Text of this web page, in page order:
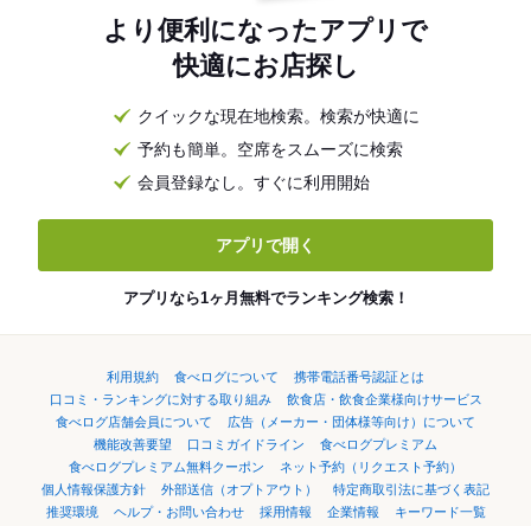
より便利になったアプリで
快適にお店探し
クイックな現在地検索。検索が快適に
予約も簡単。空席をスムーズに検索
会員登録なし。すぐに利用開始
アプリで開く
アプリなら1ヶ月無料でランキング検索！
利用規約 食べログについて
携帯電話番号認証とは
口コミ・ランキングに対する取り組み
飲食店・飲食企業様向けサービス
食べログ店舗会員について
広告（メーカー・団体様等向け）について
機能改善要望
口コミガイドライン
食べログプレミアム
食べログプレミアム無料クーポン
ネット予約（リクエスト予約）
個人情報保護方針
外部送信（オプトアウト）
特定商取引法に基づく表記
推奨環境
ヘルプ・お問い合わせ 採用情報 企業情報
キーワード一覧